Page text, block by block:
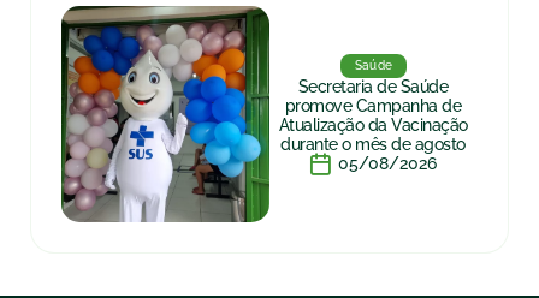
Saúde
Secretaria de Saúde
promove Campanha de
Atualização da Vacinação
durante o mês de agosto
05/08/2026